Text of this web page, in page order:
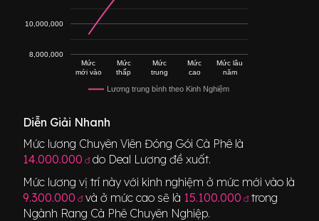
Lương trung bình theo Kinh Nghiệm
Mức
mới vào
Mức
thấp
Mức
trung
Mức
cao
Mức lâu
năm
8,000,000
10,000,000
Diễn Giải Nhanh
Mức lương Chuyên Viên Đóng Gói Cà Phê là
14.000.000 đdo Deal Lương đề xuất.
Mức lương vị trí này với kinh nghiệm ở mức mới vào là
9.300.000 đ và ở mức cao sẽ là 15.100.000 đ trong
Ngành Rang Cà Phê Chuyên Nghiệp.